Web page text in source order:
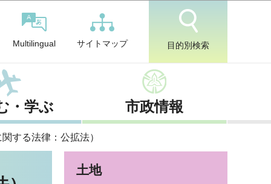
Multilingual サイトマップ 目的別検索
・学ぶ 市政情報
する法律：公拡法）
土地